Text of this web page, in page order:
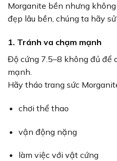
Morganite bền nhưng
đẹp lâu bền, chúng ta hãy
1. Tránh va chạm mạnh
Độ cứng 7.5–8 không đủ để
mạnh.
Hãy tháo trang sức
chơi thể thao
vận động nặng
làm việc với vật cứng